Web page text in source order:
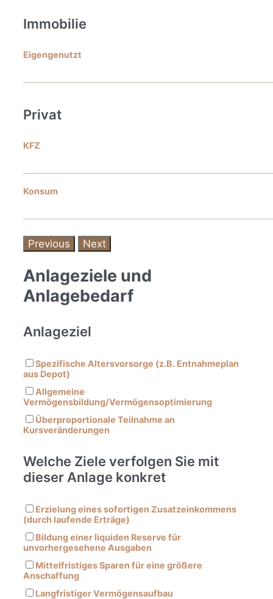
Immobilie
Eigengenutzt
Privat
KFZ
Konsum
Previous Next
Anlageziele und
Anlagebedarf
Anlageziel
Spezifische Altersvorsorge (z.B. Entnahmeplan
aus Depot)
Allgemeine
Vermögensbildung/Vermögensoptimierung
Überproportionale Teilnahme an
Kursveränderungen
Welche Ziele verfolgen Sie mit
dieser Anlage konkret
Erzielung eines sofortigen Zusatzeinkommens
(durch laufende Erträge)
Bildung einer liquiden Reserve für
unvorhergesehene Ausgaben
Mittelfristiges Sparen für eine größere
Anschaffung
Langfristiger Vermögensaufbau